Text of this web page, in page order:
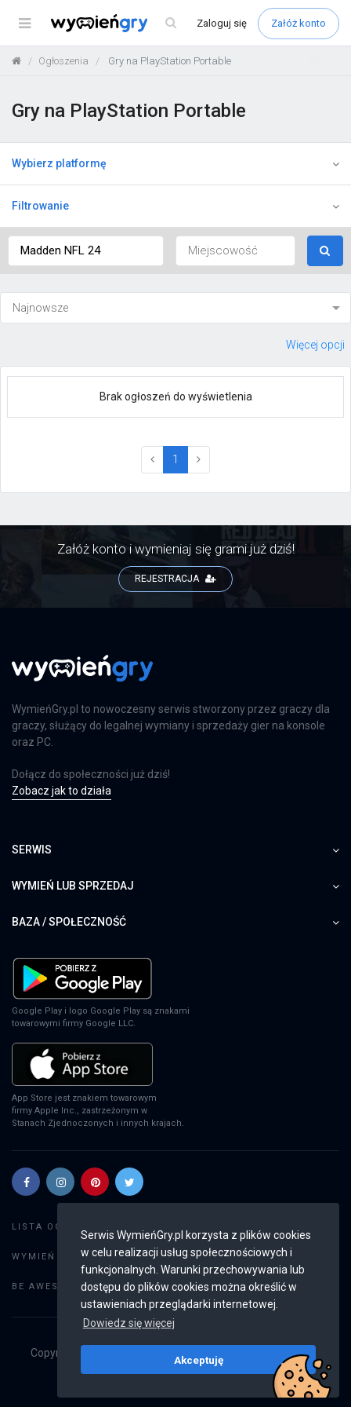
Serwis WymieńGry.pl korzysta z plików cookies
w celu realizacji usług społecznościowych i
funkcjonalnych. Warunki przechowywania lub
dostępu do plików cookies można określić w
ustawieniach przeglądarki internetowej.
Dowiedz się więcej
Akceptuję
Menu Zaloguj się Załóż konto
Ogłoszenia Gry na PlayStation Portable
Gry na PlayStation Portable
Wybierz platformę
Filtrowanie
Więcej opcji
Brak ogłoszeń do wyświetlenia
1 (current)
Załóż konto i wymieniaj się grami już dziś!
REJESTRACJA
WymieńGry.pl to nowoczesny serwis stworzony przez graczy dla
graczy, służący do legalnej wymiany i sprzedaży gier na konsole
oraz PC.
Dołącz do społeczności już dziś!
Zobacz jak to działa
SERWIS
WYMIEŃ LUB SPRZEDAJ
BAZA / SPOŁECZNOŚĆ
Google Play i logo Google Play są znakami
towarowymi firmy Google LLC.
App Store jest znakiem towarowym
firmy Apple Inc., zastrzeżonym w
Stanach Zjednoczonych i innych krajach.
LISTA OGŁOSZEŃ:
WYMIEŃ GRY: Dodaj ogłoszenie
BE AWESOME: Weryfikacja konta
Copyright © 2019 - 2026
Wszystkie prawa
v2.8.3